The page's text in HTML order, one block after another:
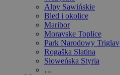
Alpy Sawińskie
Bled i okolice
Maribor
Moravske Toplice
Park Narodowy Triglav
Rogaška Slatina
Słoweńska Styria
…